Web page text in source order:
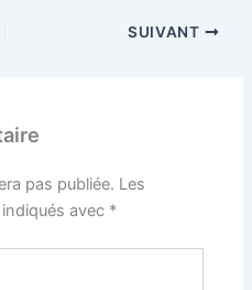
SUIVANT
pas publiée. Les
avec *